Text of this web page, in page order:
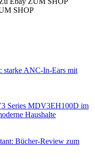
SHOP
starke ANC-In-Ears mit
Series MDV3EH100D im
Haushalte
Bücher-Review zum